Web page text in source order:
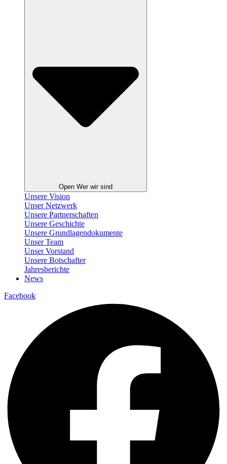
Open Wer wir sind
Unsere Vision
Unser Netzwerk
Unsere Partnerschaften
Unsere Geschichte
Unsere Grundlagendokumente
Unser Team
Unser Vorstand
Unsere Botschafter
Jahresberichte
News
Facebook